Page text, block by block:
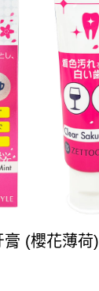
膏 (櫻花薄荷)